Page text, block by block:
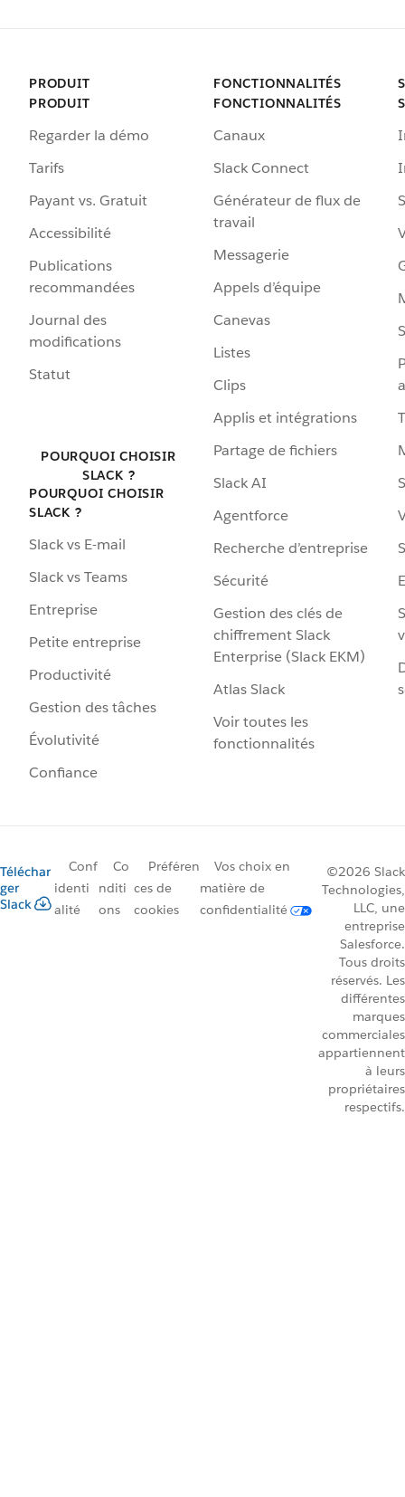
PRODUIT
PRODUIT
Regarder la démo
Tarifs
Payant vs. Gratuit
Accessibilité
Publications
recommandées
Journal des
modifications
Statut
POURQUOI CHOISIR
SLACK ?
POURQUOI CHOISIR
SLACK ?
Slack vs E-mail
Slack vs Teams
Entreprise
Petite entreprise
Productivité
Gestion des tâches
Évolutivité
Confiance
FONCTIONNALITÉS
FONCTIONNALITÉS
Canaux
Slack Connect
Générateur de flux de
travail
Messagerie
Appels d’équipe
Canevas
Listes
Clips
Applis et intégrations
Partage de fichiers
Slack AI
Agentforce
Recherche d’entreprise
Sécurité
Gestion des clés de
chiffrement Slack
Enterprise (Slack EKM)
Atlas Slack
Voir toutes les
fonctionnalités
Téléchar
ger
Slack
Conf
identi
alité
Co
nditi
ons
Préféren
ces de
cookies
Vos choix en
matière de
confidentialité
©2026 Slack
Technologies,
LLC, une
entreprise
Salesforce.
Tous droits
réservés. Les
différentes
marques
commerciales
appartiennent
à leurs
propriétaires
respectifs.